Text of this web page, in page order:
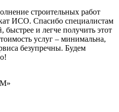
строительных работ
ИСО. Спасибо специалистам
и легче получить этот
услуг – минимальна,
безупречны. Будем